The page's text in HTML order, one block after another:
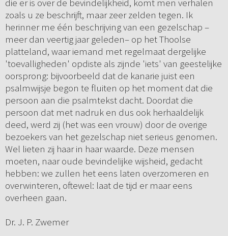
die er is over de bevindelijkheid, komt men verhalen
zoals u ze beschrijft, maar zeer zelden tegen. Ik
herinner me één beschrijving van een gezelschap –
meer dan veertig jaar geleden– op het Thoolse
platteland, waar iemand met regelmaat dergelijke
'toevalligheden' opdiste als zijnde 'iets' van geestelijke
oorsprong: bijvoorbeeld dat de kanarie juist een
psalmwijsje begon te fluiten op het moment dat die
persoon aan die psalmtekst dacht. Doordat die
persoon dat met nadruk en dus ook herhaaldelijk
deed, werd zij (het was een vrouw) door de overige
bezoekers van het gezelschap niet serieus genomen.
Wel lieten zij haar in haar waarde. Deze mensen
moeten, naar oude bevindelijke wijsheid, gedacht
hebben: we zullen het eens laten overzomeren en
overwinteren, oftewel: laat de tijd er maar eens
overheen gaan.
Dr. J. P. Zwemer